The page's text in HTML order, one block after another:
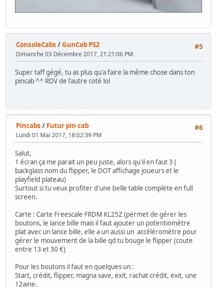
#5
ConsoleCabs /GunCab PS2
Dimanche 03 Décembre 2017, 21:21:06 PM
Super taff gégé, tu as plus qu'a faire la même chose dans ton
pincab ^^ RDV de l'autre coté lol
#6
Pincabs / Futur pin cab
Lundi 01 Mai 2017, 18:02:39 PM
Salut,
1 écran ça me parait un peu juste, alors qu'il en faut 3 (
backglass nom du flipper, le DOT affichage joueurs et le
playfield plateau)
Surtout si tu veux profiter d'une belle table complète en full
screen.
Carte : Carte Freescale FRDM KL25Z (permet de gérer les
boutons, le lance bille mais il faut ajouter un potentiomètre
plat avec un lance bille, elle a un aussi un accéléromètre pour
gérer le mouvement de la bille qd tu bouge le flipper (coute
entre 13 et 30 €)
Pour les boutons il faut en quelques un :
Start, crédit, flipper, magna save, exit, rachat crédit, exit, une
12aine.